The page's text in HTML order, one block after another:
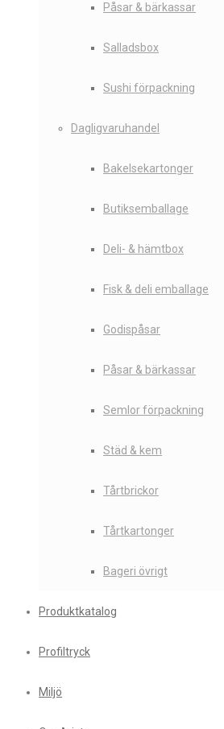
Påsar & bärkassar
Salladsbox
Sushi förpackning
Dagligvaruhandel
Bakelsekartonger
Butiksemballage
Deli- & hämtbox
Fisk & deli emballage
Godispåsar
Påsar & bärkassar
Semlor förpackning
Städ & kem
Tårtbrickor
Tårtkartonger
Bageri övrigt
Produktkatalog
Profiltryck
Miljö